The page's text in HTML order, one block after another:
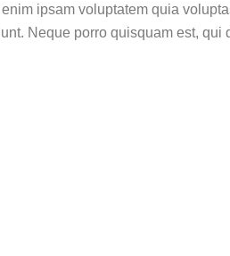
ipsam voluptatem quia
Neque porro quisquam est,